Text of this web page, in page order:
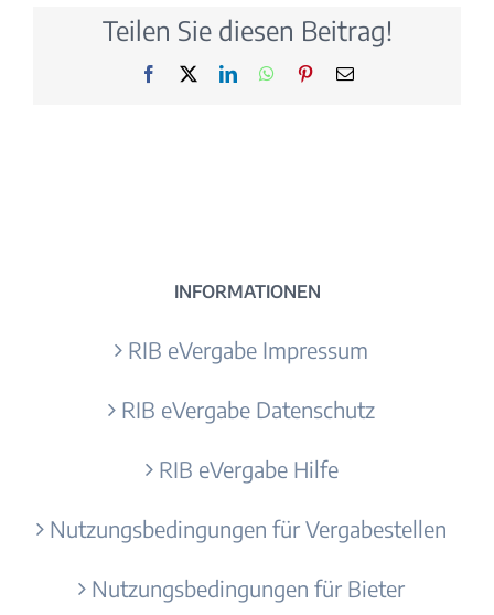
Teilen Sie diesen Beitrag!
Facebook LinkedInWhatsApp
Pinterest
E-
INFORMATIONEN
RIB eVergabe Impressum
RIB eVergabe Datenschutz
RIB eVergabe Hilfe
Nutzungsbedingungen für Vergabestellen
Nutzungsbedingungen für Bieter